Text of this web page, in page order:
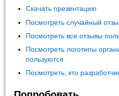
Скачать презентацию
Посмотреть случайный
Посмотреть все отзывы
Посмотреть логотипы
пользуются
Посмотреть, кто